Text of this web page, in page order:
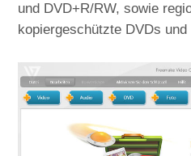
und DVD+R/RW, sowie
kopiergeschützte DVDs und